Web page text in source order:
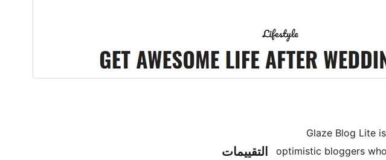
Glaze Blog Lite
optimistic bloggers
التقييمات